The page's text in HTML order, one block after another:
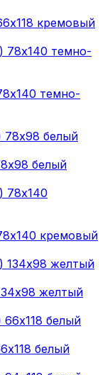
кремовый
темно-
белый
кремовый
желтый
белый